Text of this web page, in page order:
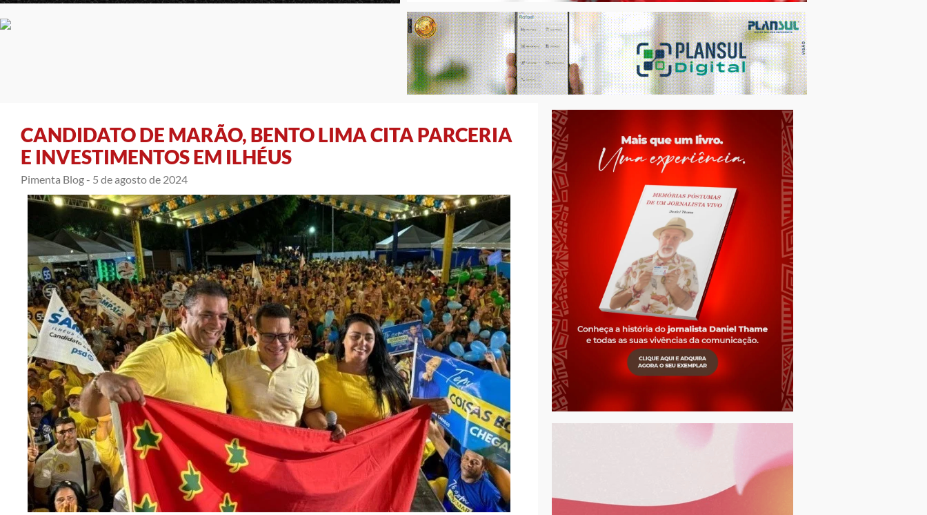
CANDIDATO DE MARÃO, BENTO LIMA CITA PARCERIA
E INVESTIMENTOS EM ILHÉUS
Pimenta Blog - 5 de agosto de 2024